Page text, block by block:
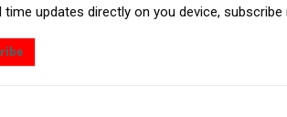
time updates directly on you device, subscribe